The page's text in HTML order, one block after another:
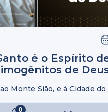
é o Espírito
de
Monte Sião, e à Cidade do
e Igreja dos
0